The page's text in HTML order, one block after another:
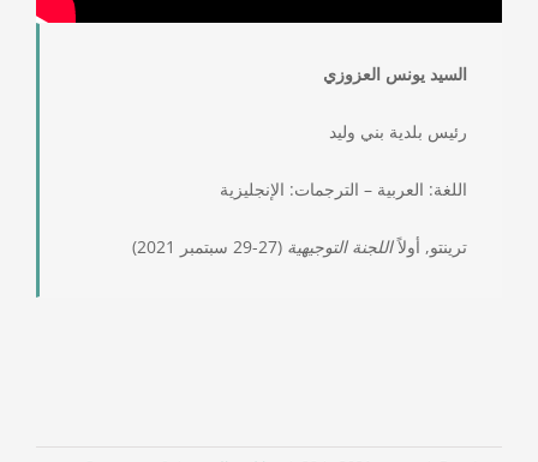
السيد يونس العزوزي
رئيس بلدية بني وليد
اللغة: العربية – الترجمات: الإنجليزية
ترينتو, أولاًاللجنة التوجيهية (27-29 سبتمبر 2021)